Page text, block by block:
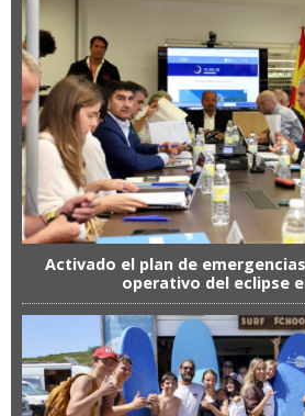
Activado el plan de
operativo del eclipse